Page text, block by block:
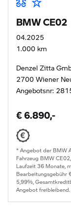
BMW CE02
04.2025
1.000 km
Denzel Zitta
2700 Wiener
Angebotsnr:
€ 6.890,-
* Angebot der BMW
Fahrzeug BMW
Laufzeit 36 Monate,
Bearbeitungsgebühr
5,99%,
Angebot